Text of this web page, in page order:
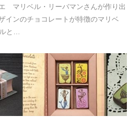
マリベル・リーバマンさんが作り出
インのチョコレートが特徴のマリベ
と…